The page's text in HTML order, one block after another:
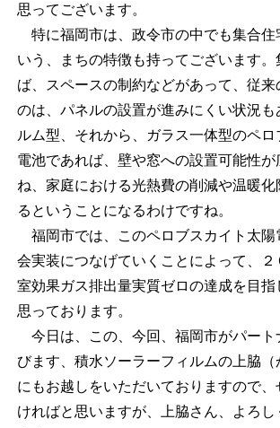
思ってございます。
特に福岡市は、政令市の中でも集合住
いう、まちの特徴も持ってございます。
ば、スペースの制約などがあって、従来
のは、パネルの設置が進みにくい状況も
ルム型、それから、ガラス一体型のペ
電池であれば、壁や窓への設置可能性が
ね、家庭における光熱費の削減や温暖
るということになるわけですね。
福岡市では、このペロブスカイト太陽
会実装につなげていくことによって、２
室効果ガス排出量実質ゼロの達成を目指
思っております。
今日は、この、今回、福岡市がパート
びます、積水ソーラーフィルムの上脇
にもお越しをいただいておりますので
ければと思いますが、上脇さん、よろし